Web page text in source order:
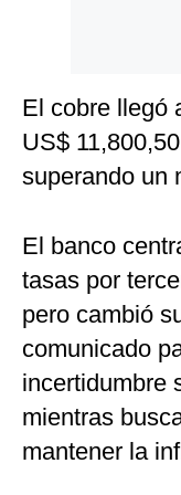
El cobre llegó
US$
superando un
El banco
tasas por
pero cambió
comunicado
incertidumbre
mientras
mantener la